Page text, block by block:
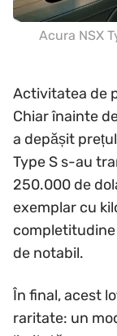
Acura NSX
Activitatea de
Chiar înainte
a depășit
Type S s-au
250.000 de
exemplar cu
de notabil.
În final, acest
raritate: un